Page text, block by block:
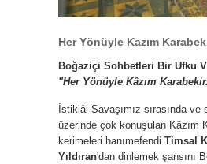
Her Yönüyle Kazım
Boğaziçi Sohbetleri Bir Ufku
"Her Yönüyle Kâzım
İstiklâl Savaşımız sırasında ve
üzerinde çok konuşulan Kâzım
kerimeleri hanımefendi Timsal
Yıldıran'dan dinlemek şansını